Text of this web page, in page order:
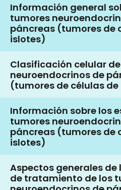
Información general
tumores
páncreas (tumores de
islotes)
Clasificación celular
neuroendocrinos de
(tumores de células
Información sobre los
tumores
páncreas (tumores de
islotes)
Aspectos generales de
de tratamiento de los